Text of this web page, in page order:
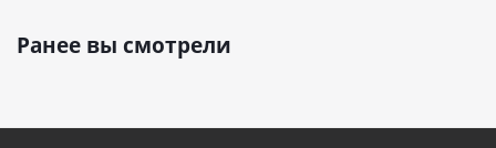
Ранее вы смотрели